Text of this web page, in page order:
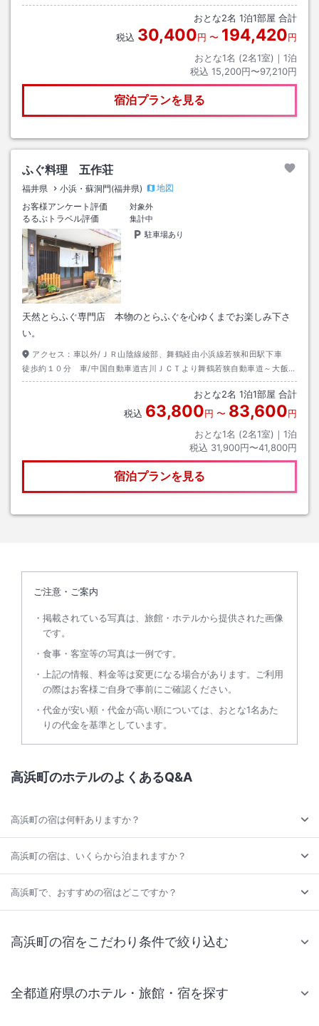
おとな2名 1泊1部屋 合計
税込 30,400円 〜 194,420円
おとな1名 (2名1室)｜ 1泊
税込 15,200円〜97,210円
宿泊プランを見る
ふぐ料理 五作荘
福井県 小浜・蘇洞門(福井県)
地図
お客様アンケート評価
対象外
るるぶトラベル評価
集計中
駐車場あり
天然とらふぐ専門店 本物のとらふぐを心ゆくまでお楽しみ下さ
い。
アクセス： 車以外/ＪＲ山陰線綾部、舞鶴経由小浜線若狭和田駅下車
徒歩約１０分 車/中国自動車道吉川ＪＣＴより舞鶴若狭自動車道～大飯高
浜ＩＣ～高浜方面約５分 Ｒ27小浜方面若狭和田駅前信号左 ２つ目信号
おとな2名 1泊1部屋 合計
税込 63,800円 〜 83,600円
おとな1名 (2名1室)｜ 1泊
税込 31,900円〜41,800円
宿泊プランを見る
ご注意・ご案内
掲載されている写真は、旅館・ホテルから提供された画像
です。
食事・客室等の写真は一例です。
上記の情報、料金等は変更になる場合があります。ご利用
の際はお客様ご自身で事前にご確認ください。
代金が安い順・代金が高い順については、おとな1名あた
りの代金を基準としています。
高浜町のホテルのよくあるQ&A
高浜町の宿は何軒ありますか？
高浜町の宿は、いくらから泊まれますか？
高浜町で、おすすめの宿はどこですか？
高浜町の宿をこだわり条件で絞り込む
全都道府県のホテル・旅館・宿を探す